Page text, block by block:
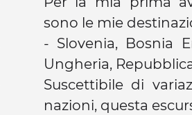
sono le mie
- Slovenia, Bosnia
Ungheria,
Suscettibile di
nazioni, questa